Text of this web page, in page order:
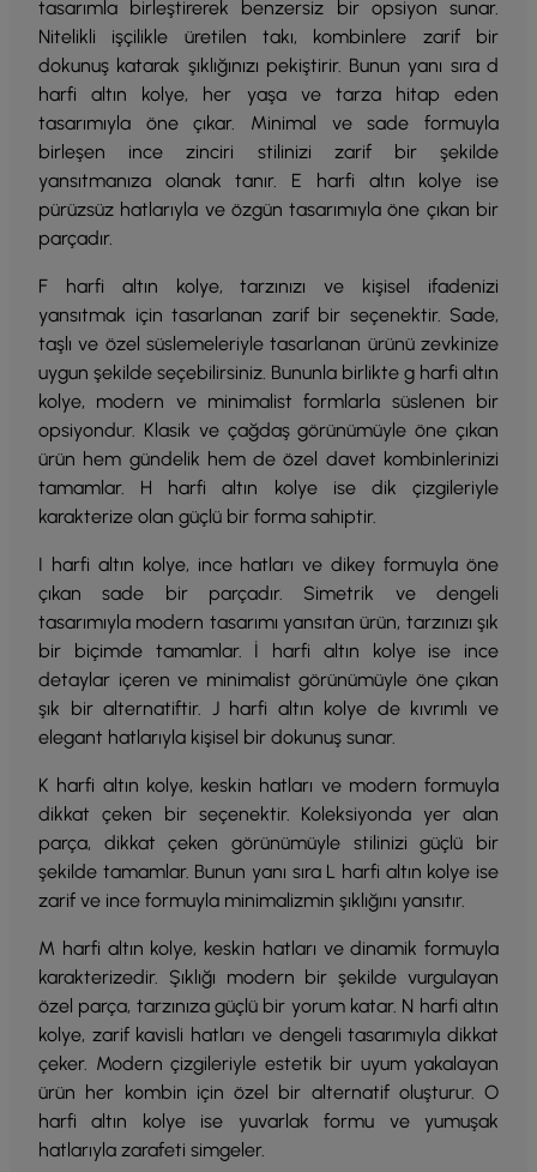
tasarımla birleştirerek benzersiz bir opsiyon sunar.
Nitelikli işçilikle üretilen takı, kombinlere zarif bir
dokunuş katarak şıklığınızı pekiştirir. Bunun yanı sıra d
harfi altın kolye, her yaşa ve tarza hitap eden
tasarımıyla öne çıkar. Minimal ve sade formuyla
birleşen ince zinciri stilinizi zarif bir şekilde
yansıtmanıza olanak tanır. E harfi altın kolye ise
pürüzsüz hatlarıyla ve özgün tasarımıyla öne çıkan bir
parçadır.
F harfi altın kolye, tarzınızı ve kişisel ifadenizi
yansıtmak için tasarlanan zarif bir seçenektir. Sade,
taşlı ve özel süslemeleriyle tasarlanan ürünü zevkinize
uygun şekilde seçebilirsiniz. Bununla birlikte g harfi altın
kolye, modern ve minimalist formlarla süslenen bir
opsiyondur. Klasik ve çağdaş görünümüyle öne çıkan
ürün hem gündelik hem de özel davet kombinlerinizi
tamamlar. H harfi altın kolye ise dik çizgileriyle
karakterize olan güçlü bir forma sahiptir.
I harfi altın kolye, ince hatları ve dikey formuyla öne
çıkan sade bir parçadır. Simetrik ve dengeli
tasarımıyla modern tasarımı yansıtan ürün, tarzınızı şık
bir biçimde tamamlar. İ harfi altın kolye ise ince
detaylar içeren ve minimalist görünümüyle öne çıkan
şık bir alternatiftir. J harfi altın kolye de kıvrımlı ve
elegant hatlarıyla kişisel bir dokunuş sunar.
K harfi altın kolye, keskin hatları ve modern formuyla
dikkat çeken bir seçenektir. Koleksiyonda yer alan
parça, dikkat çeken görünümüyle stilinizi güçlü bir
şekilde tamamlar. Bunun yanı sıra L harfi altın kolye ise
zarif ve ince formuyla minimalizmin şıklığını yansıtır.
M harfi altın kolye, keskin hatları ve dinamik formuyla
karakterizedir. Şıklığı modern bir şekilde vurgulayan
özel parça, tarzınıza güçlü bir yorum katar. N harfi altın
kolye, zarif kavisli hatları ve dengeli tasarımıyla dikkat
çeker. Modern çizgileriyle estetik bir uyum yakalayan
ürün her kombin için özel bir alternatif oluşturur. O
harfi altın kolye ise yuvarlak formu ve yumuşak
hatlarıyla zarafeti simgeler.